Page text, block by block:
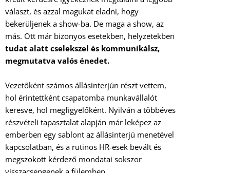
választ, és azzal magukat eladni, hogy
bekerüljenek a show-ba. De maga a show, az
más. Ott már bizonyos esetekben, helyzetekben
tudat alatt cselekszel és kommunikálsz,
megmutatva valós énedet.
Vezetőként számos állásinterjún részt vettem,
hol érintettként csapatomba munkavállalót
keresve, hol megfigyelőként. Nyilván a többéves
részvételi tapasztalat alapján már leképez az
emberben egy sablont az állásinterjú menetével
kapcsolatban, és a rutinos HR-esek bevált és
megszokott kérdező mondatai sokszor